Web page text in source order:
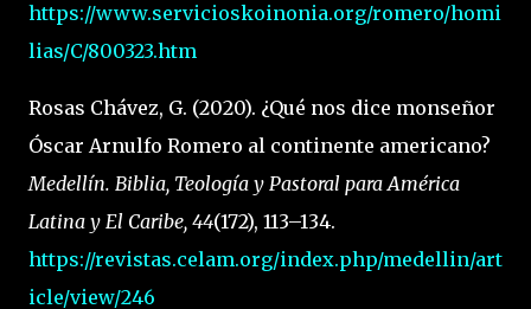
https://www.servicioskoinonia.org/romero/homi
lias/C/800323.htm
Rosas Chávez, G. (2020). ¿Qué nos dice monseñor
Óscar Arnulfo Romero al continente americano?
Medellín. Biblia, Teología y Pastoral para América
Latina y El Caribe, 44(172), 113–134.
https://revistas.celam.org/index.php/medellin/art
icle/view/246